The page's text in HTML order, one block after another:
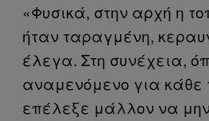
«Φυσικά, στην αρχή η
ήταν ταραγμένη,
έλεγα. Στη συνέχεια,
αναμενόμενο για κάθε
επέλεξε μάλλον να